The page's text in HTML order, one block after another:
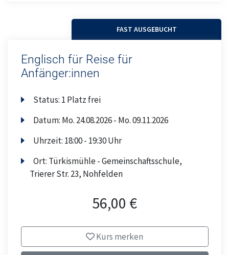
FAST AUSGEBUCHT
Englisch für Reise für
Anfänger:innen
Status: 1 Platz frei
Datum: Mo. 24.08.2026 - Mo.09.11.2026
Uhrzeit: 18:00 - 19:30 Uhr
Ort: Türkismühle - Gemeinschaftsschule,
Trierer Str. 23, Nohfelden
56,00 €
Kurs merken